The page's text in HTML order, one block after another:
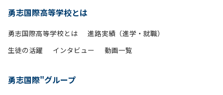
勇志国際高等学校とは
勇志国際高等学校とは
進路実績（進学・就職）
生徒の活躍
インタビュー 動画一覧
勇志国際"グループ